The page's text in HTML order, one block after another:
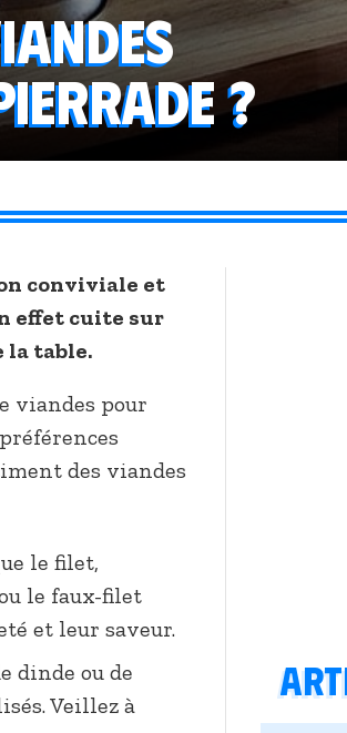
?
conviviale et
effet cuite sur
la table.
viandes pour
des viandes
le filet,
le faux-filet
et leur saveur.
dinde ou de
Veillez à